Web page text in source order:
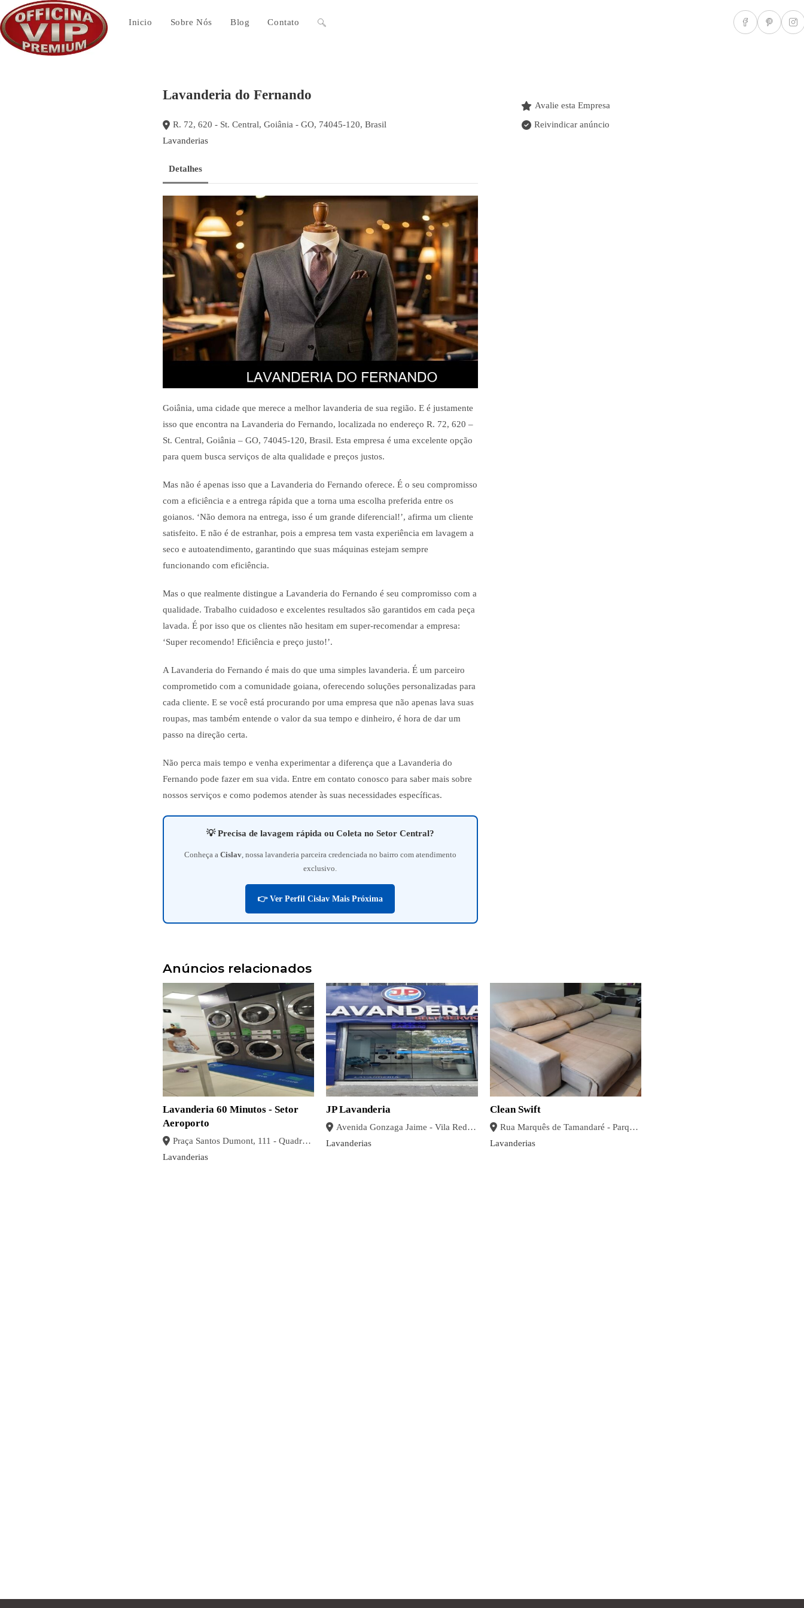
para
o
conteúdo
Inicio Sobre Nós Blog Contato Alternar
Lavanderia do Fernando
R. 72, 620 - St. Central, Goiânia - GO, 74045-120, Brasil
Lavanderias
Detalhes
Goiânia, uma cidade que merece a melhor lavanderia de sua região. E é justamente
isso que encontra na Lavanderia do Fernando, localizada no endereço R. 72, 620 –
St. Central, Goiânia – GO, 74045-120, Brasil. Esta empresa é uma excelente opção
para quem busca serviços de alta qualidade e preços justos.
Mas não é apenas isso que a Lavanderia do Fernando oferece. É o seu compromisso
com a eficiência e a entrega rápida que a torna uma escolha preferida entre os
goianos. ‘Não demora na entrega, isso é um grande diferencial!’, afirma um cliente
satisfeito. E não é de estranhar, pois a empresa tem vasta experiência em lavagem a
seco e autoatendimento, garantindo que suas máquinas estejam sempre
funcionando com eficiência.
Mas o que realmente distingue a Lavanderia do Fernando é seu compromisso com a
qualidade. Trabalho cuidadoso e excelentes resultados são garantidos em cada peça
lavada. É por isso que os clientes não hesitam em super-recomendar a empresa:
‘Super recomendo! Eficiência e preço justo!’.
A Lavanderia do Fernando é mais do que uma simples lavanderia. É um parceiro
comprometido com a comunidade goiana, oferecendo soluções personalizadas para
cada cliente. E se você está procurando por uma empresa que não apenas lava suas
roupas, mas também entende o valor da sua tempo e dinheiro, é hora de dar um
passo na direção certa.
Não perca mais tempo e venha experimentar a diferença que a Lavanderia do
Fernando pode fazer em sua vida. Entre em contato conosco para saber mais sobre
nossos serviços e como podemos atender às suas necessidades específicas.
💡 Precisa de lavagem rápida ou Coleta no Setor Central?
Conheça a Cislav, nossa lavanderia parceira credenciada no bairro com atendimento
exclusivo.
👉 Ver Perfil Cislav Mais Próxima
Avalie esta Empresa
Reivindicar anúncio
Anúncios relacionados
Lavanderia 60 Minutos - Setor
Aeroporto
Praça Santos Dumont, 111 - Quadra 40A Lote 03E - St. Aeroporto, Goiânia - GO, 74070-050, Brasil
Lavanderias
JP Lavanderia
Avenida Gonzaga Jaime - Vila Redencao, Goiânia - GO
Lavanderias
Clean Swift
Rua Marquês de Tamandaré - Parque Real de Goiânia, Aparecida de Goiânia - GO, 74910-140
Lavanderias